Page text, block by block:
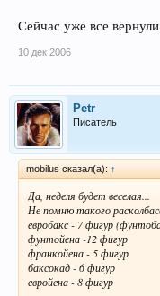
Сейчас уже все
10 дек 2006
Petr
Писатель
mobilus сказал(а): ↑
Да, неделя будет веселая...
Не помню такого
евробакс - 7 фигур
фунтойена -12 фигур
франкойена - 5 фигур
баксокад - 6 фигур
евройена - 8 фигур